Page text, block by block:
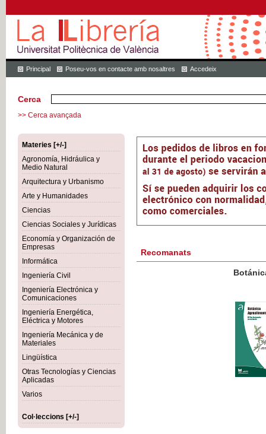
Principal Poseu-vos en contacte amb nosaltres Accedeix
Cerca
>> Cerca avançada
Materies [+/-]
Agronomía, Hidráulica y
Medio Natural
Arquitectura y Urbanismo
Arte y Humanidades
Ciencias
Ciencias Sociales y Jurídicas
Economía y Organización de
Empresas
Informática
Ingeniería Civil
Ingeniería Electrónica y
Comunicaciones
Ingeniería Energética,
Eléctrica y Motores
Ingeniería Mecánica y de
Materiales
Lingüística
Otras Tecnologías y Ciencias
Aplicadas
Varios
Col·leccions [+/-]
Recomanats
Botánica Agroalimentaria
IVA